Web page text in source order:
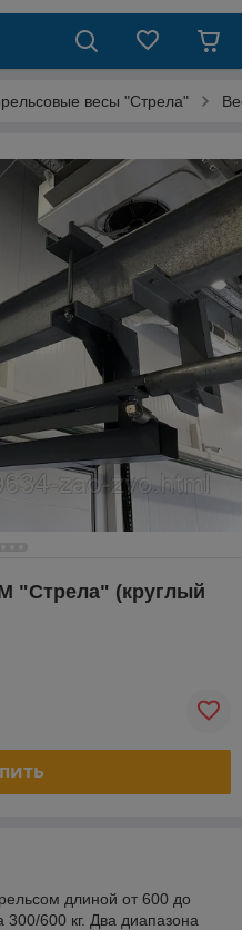
весы "Стрела"
"Стрела" (круглый
длиной от 600 до
600 кг. Два диапазона